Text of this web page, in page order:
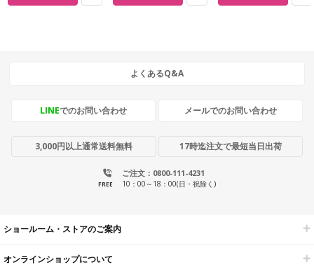
よくあるQ&A
LINEでのお問い合わせ メールでのお問い合わせ
3,000円以上通常送料無料 17時迄注文で最短当日出荷
ご注文：0800-111-4231
FREE 10：00～18：00(日・祝除く)
ショールーム・ストアのご案内
オンラインショップについて